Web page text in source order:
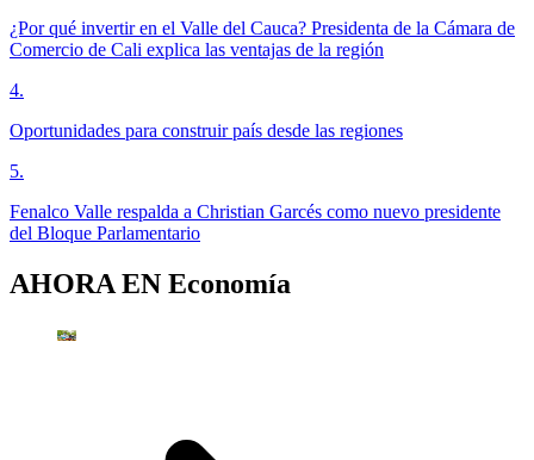
¿Por qué invertir en el Valle del Cauca? Presidenta de la Cámara de
Comercio de Cali explica las ventajas de la región
4.
Oportunidades para construir país desde las regiones
5.
Fenalco Valle respalda a Christian Garcés como nuevo presidente
del Bloque Parlamentario
AHORA EN Economía